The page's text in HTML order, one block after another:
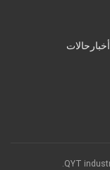
أخبار حالات